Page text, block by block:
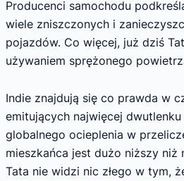
Producenci samochodu
wiele zniszczonych i
pojazdów. Co więcej, już dziś
używaniem sprężonego
Indie znajdują się co prawda w
emitujących najwięcej
globalnego ocieplenia w
mieszkańca jest dużo niższy niż
Tata nie widzi nic złego w tym,